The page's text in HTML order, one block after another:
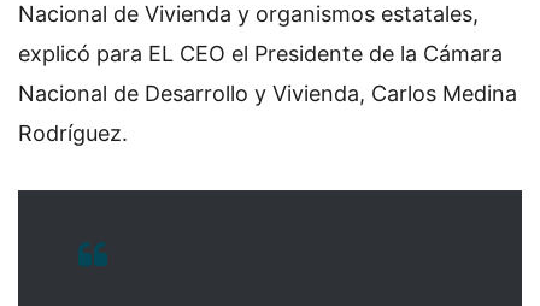
Nacional de Vivienda y organismos estatales,
explicó para EL CEO el Presidente de la Cámara
Nacional de Desarrollo y Vivienda, Carlos Medina
Rodríguez.